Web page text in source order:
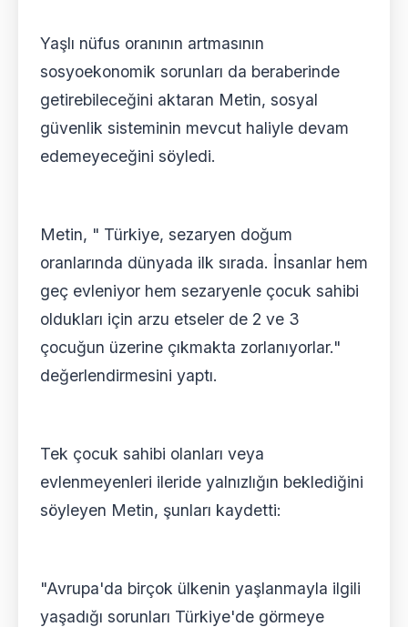
Yaşlı nüfus oranının artmasının
sosyoekonomik sorunları da beraberinde
getirebileceğini aktaran Metin, sosyal
güvenlik sisteminin mevcut haliyle devam
edemeyeceğini söyledi.
Metin, " Türkiye, sezaryen doğum
oranlarında dünyada ilk sırada. İnsanlar hem
geç evleniyor hem sezaryenle çocuk sahibi
oldukları için arzu etseler de 2 ve 3
çocuğun üzerine çıkmakta zorlanıyorlar."
değerlendirmesini yaptı.
Tek çocuk sahibi olanları veya
evlenmeyenleri ileride yalnızlığın beklediğini
söyleyen Metin, şunları kaydetti:
"Avrupa'da birçok ülkenin yaşlanmayla ilgili
yaşadığı sorunları Türkiye'de görmeye